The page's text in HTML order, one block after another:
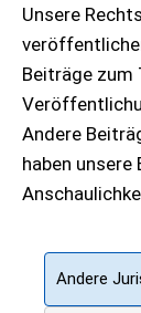
Unsere
Beiträge zum
Andere
haben
Andere